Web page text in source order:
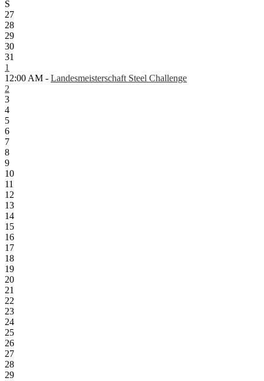
S
27
28
29
30
31
1
12:00 AM - Landesmeisterschaft Steel Challenge
2
3
4
5
6
7
8
9
10
11
12
13
14
15
16
17
18
19
20
21
22
23
24
25
26
27
28
29